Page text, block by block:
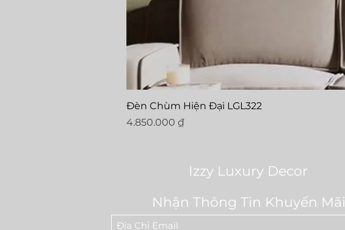
Đèn Chùm Hiện Đại LGL322
Price
4.850.000 ₫
Izzy Luxury Decor
Nhận Thông Tin Khuyến Mãi